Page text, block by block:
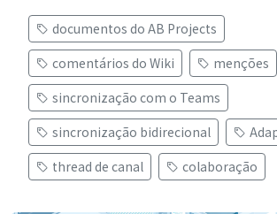
documentos do AB Projects
comentários do Wiki
menções
sincronização com o Teams
sincronização bidirecional
thread de canal
colaboração